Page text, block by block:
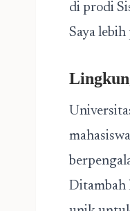
di prodi
Saya
Ditambah